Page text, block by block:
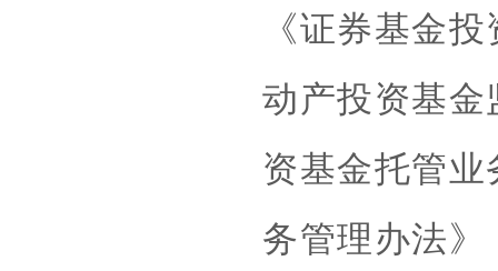
《证券基金
动产投资基
资基金托管
务管理办法